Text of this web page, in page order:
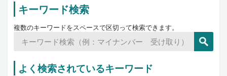
キーワード検索
複数のキーワードをスペースで区切って検索できます。
よく検索されているキーワード